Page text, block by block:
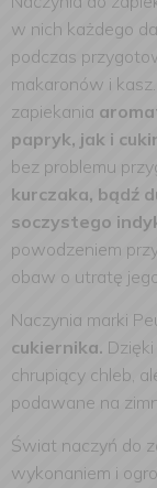
w nich każdego
podczas
makaronów i
zapiekania
papryk, jak i
bez problemu
kurczaka, bądź
soczystego
powodzeniem
obaw o utratę
Naczynia marki
cukiernika.
chrupiący chleb,
podawane na
Świat naczyń do
wykonaniem i